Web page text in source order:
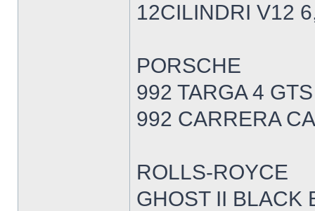
12CILINDRI V12
PORSCHE
992 TARGA 4
992 CARRERA
ROLLS-ROYCE
GHOST II BLACK